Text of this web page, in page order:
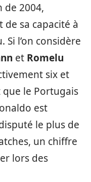
de 2004,
sa capacité à
l’on considère
et Romelu
six et
le Portugais
est
le plus de
un chiffre
lors des